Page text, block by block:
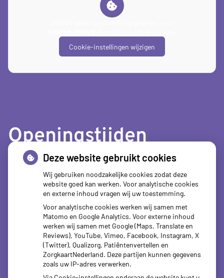
Cookie-instellingen wijzigen
Openingstijden
Maandag: 08.00tot
- 12.30
13.30tot
- 18.00
08.00tot
- 12.30
13.30tot
- 18.00
Woensdag:
08.00tot
- 12.30
13.30tot
- 18.00
Donderdag:
08.00 tot
- 12.30
13.30tot
- 18.00
08.00tot
- 12.30
13.30tot
- 18.00
Deze website gebruikt cookies
Wij gebruiken noodzakelijke cookies zodat deze
website goed kan werken. Voor analytische cookies
en externe inhoud vragen wij uw toestemming.
Voor analytische cookies werken wij samen met
Matomo en Google Analytics. Voor externe inhoud
werken wij samen met Google (Maps, Translate en
Reviews), YouTube, Vimeo, Facebook, Instagram, X
(Twitter), Qualizorg, Patiëntenvertellen en
ZorgkaartNederland. Deze partijen kunnen gegevens
zoals uw IP-adres verwerken.